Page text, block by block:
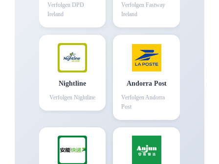
Verfolgen DPD
Ireland
Verfolgen Fastway
Ireland
Nightline
Verfolgen Nightline
Andorra Post
Verfolgen Andorra
Post